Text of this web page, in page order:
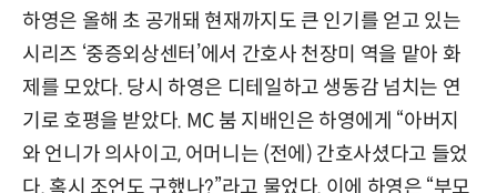
하영은 올해 초 공개돼 현재까지도 큰 인기를 얻고 있는
시리즈 ‘중증외상센터’에서 간호사 천장미 역을 맡아 화
제를 모았다. 당시 하영은 디테일하고 생동감 넘치는 연
기로 호평을 받았다. MC 붐 지배인은 하영에게 “아버지
와 언니가 의사이고, 어머니는 (전에) 간호사셨다고 들었
다. 혹시 조언도 구했나?”라고 물었다. 이에 하영은 “부모